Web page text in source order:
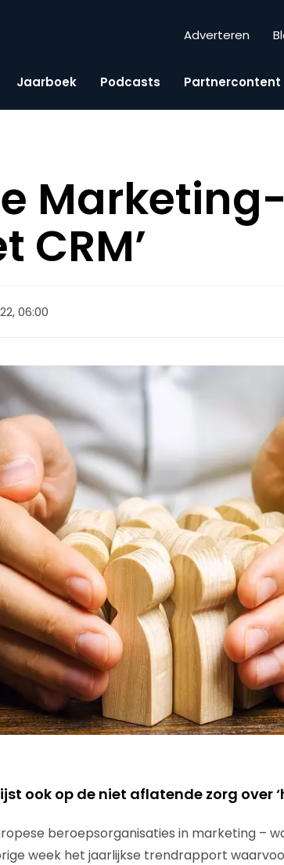
Adverteren
Jaarboek Podcasts Partnercontent
CRM’
06:00
ook op de niet aflatende zorg over
beroepsorganisaties in marketing –
week het jaarlijkse trendrapport